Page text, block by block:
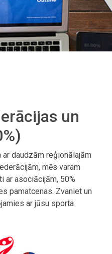
un
daudzām reģionālajām
mēs varam
ar asociācijām, 50%
pamatcenas. Zvaniet un
ar jūsu sporta